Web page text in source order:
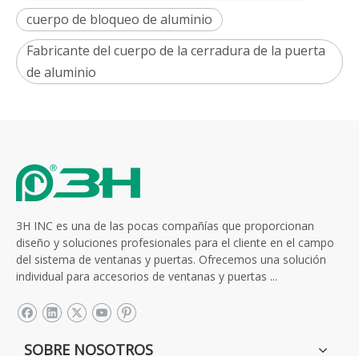
cuerpo de bloqueo de aluminio
Fabricante del cuerpo de la cerradura de la puerta
de aluminio
3H INC es una de las pocas compañías que proporcionan
diseño y soluciones profesionales para el cliente en el campo
del sistema de ventanas y puertas. Ofrecemos una solución
individual para accesorios de ventanas y puertas ...
SOBRE NOSOTROS